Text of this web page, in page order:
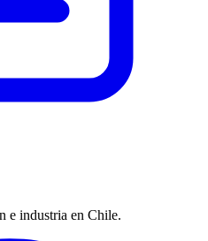
e industria en Chile.